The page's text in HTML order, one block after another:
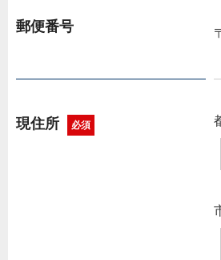
郵便番号
現住所 必須